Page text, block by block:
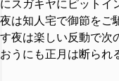
にスガキヤにピットイ
夜は知人宅で御節をご
す夜は楽しい反動で次
おうにも正月は断られ